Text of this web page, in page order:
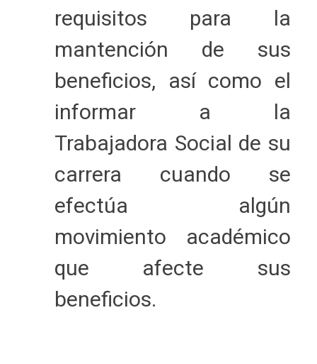
requisitos para la
mantención de sus
beneficios, así como el
informar a la
Trabajadora Social de su
carrera cuando se
efectúa algún
movimiento académico
que afecte sus
beneficios.